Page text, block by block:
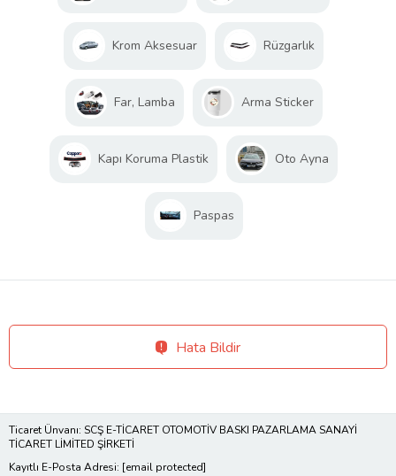
Krom Aksesuar Rüzgarlık
Far, Lamba Arma Sticker
Kapı Koruma Plastik Oto Ayna
Paspas
Hata Bildir
Ticaret Ünvanı: SCŞ E-TİCARET OTOMOTİV BASKI PAZARLAMA SANAYİ
TİCARET LİMİTED ŞİRKETİ
Kayıtlı E-Posta Adresi: [email protected]